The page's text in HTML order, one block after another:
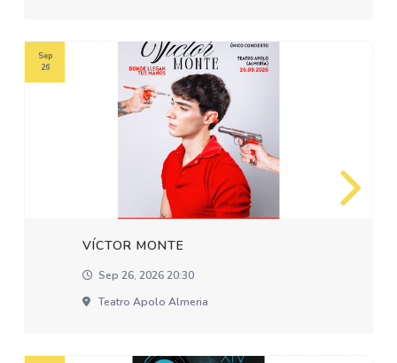
VÍCTOR MONTE
Sep 26, 2026 20:30
Teatro Apolo Almeria
Sep
26